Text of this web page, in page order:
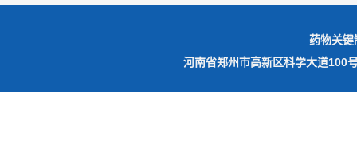
药物关键
河南省郑州市高新区科学大道